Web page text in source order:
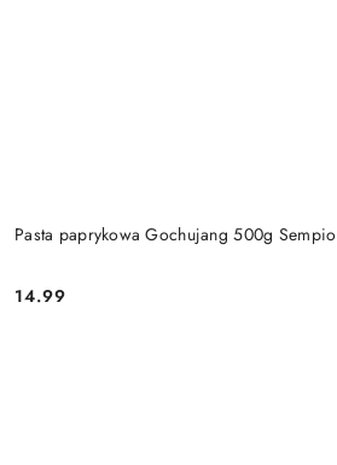
Pasta paprykowa Gochujang 500g Sempio
Cena:
14.99